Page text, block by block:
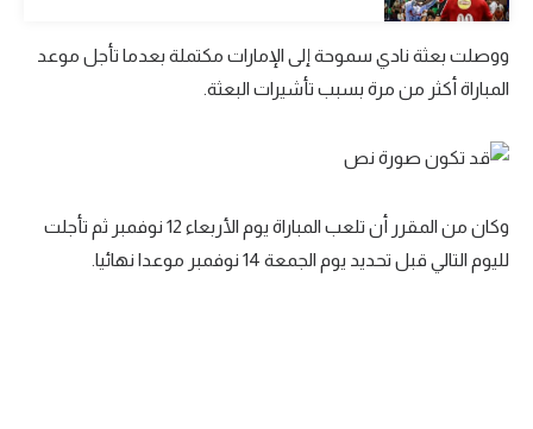
أقسام خاصة
ميركاتو
تقرير في الجول
ووصلت بعثة نادي سموحة إلى الإمارات مكتملة بعدما تأجل موعد
المباراة أكثر من مرة بسبب تأشيرات البعثة.
وكان من المقرر أن تلعب المباراة يوم الأربعاء 12 نوفمبر ثم تأجلت
لليوم التالي قبل تحديد يوم الجمعة 14 نوفمبر موعدا نهائيا.